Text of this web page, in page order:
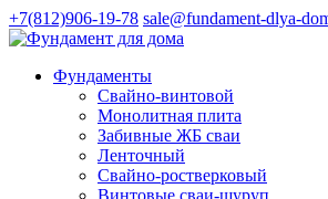
+7(812)906-19-78 sale@fundament-dlya-
Фундаменты
Свайно-винтовой
Монолитная плита
Забивные ЖБ сваи
Ленточный
Свайно-ростверковый
Винтовые сваи-шуруп